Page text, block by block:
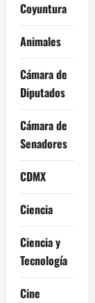
Coyuntura
Animales
Cámara de
Diputados
Cámara de
Senadores
CDMX
Ciencia
Ciencia y
Tecnología
Cine